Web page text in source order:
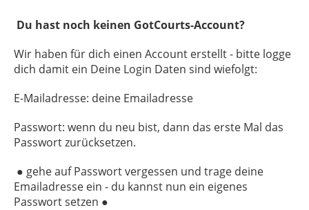
Du hast noch keinen GotCourts-Account?
Wir haben für dich einen Account erstellt - bitte logge
dich damit ein Deine Login Daten sind wiefolgt:
E-Mailadresse: deine Emailadresse
Passwort: wenn du neu bist, dann das erste Mal das
Passwort zurücksetzen.
● gehe auf Passwort vergessen und trage deine
Emailadresse ein - du kannst nun ein eigenes
Passwort setzen ●